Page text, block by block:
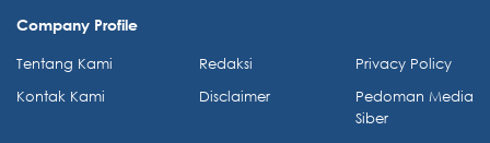
Company Profile
Tentang Kami
Kontak Kami
Redaksi
Disclaimer
Privacy Policy
Pedoman Media
Siber